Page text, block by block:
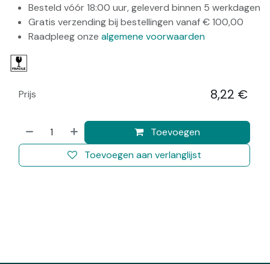
Besteld vóór 18:00 uur, geleverd binnen 5 werkdagen
Gratis verzending bij bestellingen vanaf € 100,00
Raadpleeg onze algemene voorwaarden
Toevoegen
Toevoegen aan verlanglijst
Prijs 8,22 €